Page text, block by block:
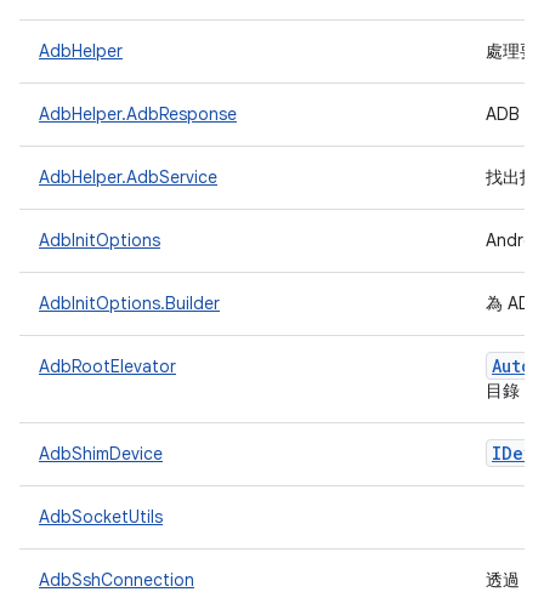
AdbHelper 處理要
AdbHelper.AdbResponse ADB
AdbHelper.AdbService 找出指
AdbInitOptions
AdbInitOptions.Builder 為
AdbRootElevator Auto
目錄 (
AdbShimDevice
AdbSocketUtils
AdbSshConnection 透過